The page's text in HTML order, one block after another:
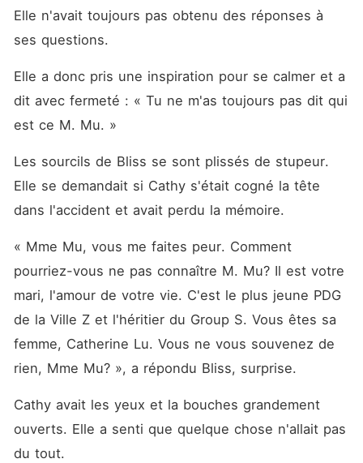
Elle n'avait toujours pas obtenu des réponses à
ses questions.
Elle a donc pris une inspiration pour se calmer et a
dit avec fermeté : « Tu ne m'as toujours pas dit qui
est ce M. Mu. »
Les sourcils de Bliss se sont plissés de stupeur.
Elle se demandait si Cathy s'était cogné la tête
dans l'accident et avait perdu la mémoire.
« Mme Mu, vous me faites peur. Comment
pourriez-vous ne pas connaître M. Mu? Il est votre
mari, l'amour de votre vie. C'est le plus jeune PDG
de la Ville Z et l'héritier du Group S. Vous êtes sa
femme, Catherine Lu. Vous ne vous souvenez de
rien, Mme Mu? », a répondu Bliss, surprise.
Cathy avait les yeux et la bouches grandement
ouverts. Elle a senti que quelque chose n'allait pas
du tout.